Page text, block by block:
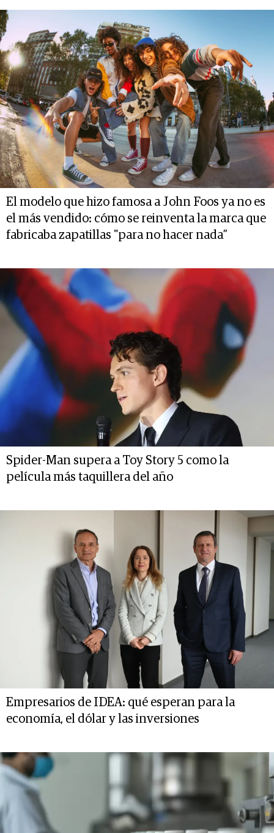
El modelo que hizo famosa a John Foos ya no es
el más vendido: cómo se reinventa la marca que
fabricaba zapatillas "para no hacer nada”
Spider-Man supera a Toy Story 5 como la
película más taquillera del año
Empresarios de IDEA: qué esperan para la
economía, el dólar y las inversiones